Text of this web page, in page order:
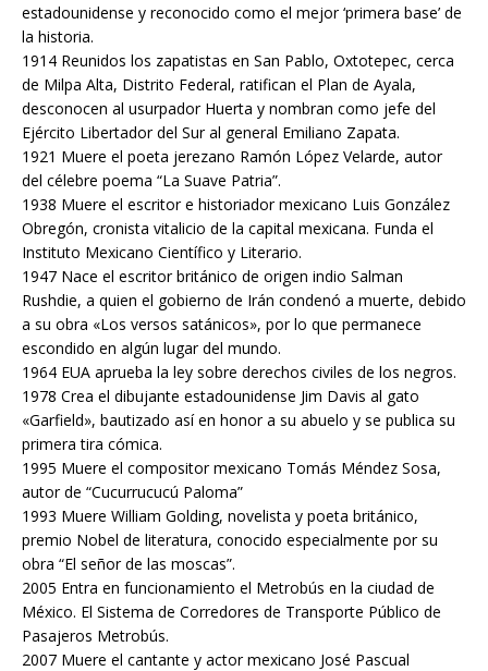
estadounidense y reconocido como el mejor ‘primera base’ de
la historia.
1914 Reunidos los zapatistas en San Pablo, Oxtotepec, cerca
de Milpa Alta, Distrito Federal, ratifican el Plan de Ayala,
desconocen al usurpador Huerta y nombran como jefe del
Ejército Libertador del Sur al general Emiliano Zapata.
1921 Muere el poeta jerezano Ramón López Velarde, autor
del célebre poema “La Suave Patria”.
1938 Muere el escritor e historiador mexicano Luis González
Obregón, cronista vitalicio de la capital mexicana. Funda el
Instituto Mexicano Científico y Literario.
1947 Nace el escritor británico de origen indio Salman
Rushdie, a quien el gobierno de Irán condenó a muerte, debido
a su obra «Los versos satánicos», por lo que permanece
escondido en algún lugar del mundo.
1964 EUA aprueba la ley sobre derechos civiles de los negros.
1978 Crea el dibujante estadounidense Jim Davis al gato
«Garfield», bautizado así en honor a su abuelo y se publica su
primera tira cómica.
1995 Muere el compositor mexicano Tomás Méndez Sosa,
autor de “Cucurrucucú Paloma”
1993 Muere William Golding, novelista y poeta británico,
premio Nobel de literatura, conocido especialmente por su
obra “El señor de las moscas”.
2005 Entra en funcionamiento el Metrobús en la ciudad de
México. El Sistema de Corredores de Transporte Público de
Pasajeros Metrobús.
2007 Muere el cantante y actor mexicano José Pascual